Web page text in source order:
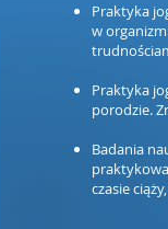
Praktyka
w
Praktyka
porodzie.
Badania
czasie